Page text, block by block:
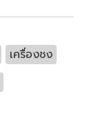
เครื่องชง